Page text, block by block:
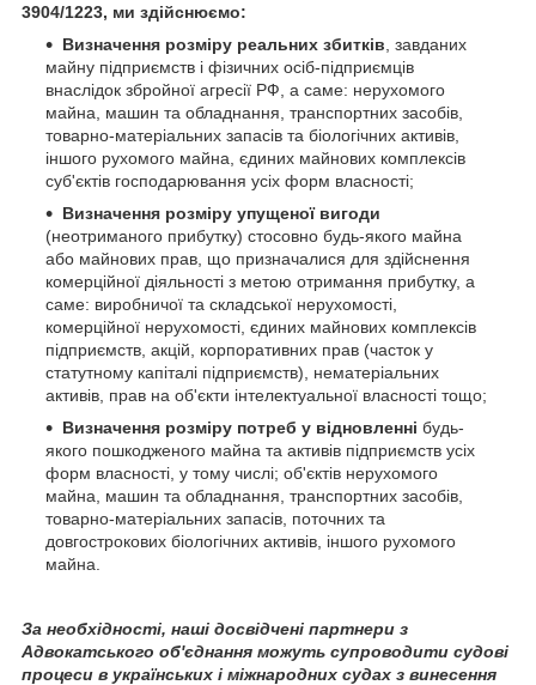
3904/1223, ми здійснюємо:
Визначення розміру реальних збитків , завданих
майну підприємств і фізичних осіб-підприємців
внаслідок збройної агресії РФ, а саме: нерухомого
майна, машин та обладнання, транспортних засобів,
товарно-матеріальних запасів та біологічних активів,
іншого рухомого майна, єдиних майнових комплексів
суб'єктів господарювання усіх форм власності;
Визначення розміру упущеної вигоди
(неотриманого прибутку) стосовно будь-якого майна
або майнових прав, що призначалися для здійснення
комерційної діяльності з метою отримання прибутку, а
саме: виробничої та складської нерухомості,
комерційної нерухомості, єдиних майнових комплексів
підприємств, акцій, корпоративних прав (часток у
статутному капіталі підприємств), нематеріальних
активів, прав на об'єкти інтелектуальної власності тощо;
Визначення розміру потреб у відновленні будь-
якого пошкодженого майна та активів підприємств усіх
форм власності, у тому числі; об'єктів нерухомого
майна, машин та обладнання, транспортних засобів,
товарно-матеріальних запасів, поточних та
довгострокових біологічних активів, іншого рухомого
майна.
За необхідності, наші досвідчені партнери з
Адвокатського об'єднання можуть супроводити судові
процеси в українських і міжнародних судах з винесення